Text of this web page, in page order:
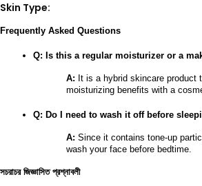
Skin Type:
Frequently Asked Questions
Q: Is this a regular moisturizer or a
A: It is a hybrid skincare product
moisturizing benefits with a
Q: Do I need to wash it off before
A: Since it contains tone-up
wash your face before bedtime.
সচরাচর জিজ্ঞাসিত প্রশ্নাবলী